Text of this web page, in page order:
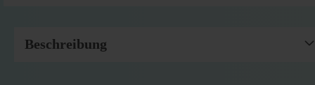
Beschreibung